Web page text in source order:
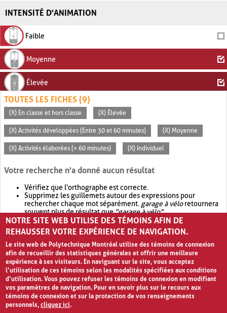
INTENSITÉ D'ANIMATION
Faible
Moyenne
Élevée
TOUTES LES FICHES (9)
(X) En classe et hors classe (X) Élevée
(X) Activités développées (Entre 30 et 60 minutes) (X) Moyenne
(X) Activités élaborées (> 60 minutes) (X) Individuel
Votre recherche n'a donné aucun résultat
Vérifiez que l'orthographe est correcte.
Supprimez les guillemets autour des expressions pour
rechercher chaque mot séparément. garage à véloretournera
souvent plus de résultat que"garage à vélo".
Envisagez d'élargir votre recherche avec OR.garage OR vélo
retournera souvent plus de résultat quegarage à vélo
NOTRE SITE WEB UTILISE DES TÉMOINS AFIN DE
REHAUSSER VOTRE EXPÉRIENCE DE NAVIGATION.
Le site web de Polytechnique Montréal utilise des témoins de connexion
afin de recueillir des statistiques générales et offrir une meilleure
expérience à ses visiteurs. En naviguant sur le site, vous acceptez
l’utilisation de ces témoins selon les modalités spécifiées aux conditions
d’utilisation. Vous pouvez refuser les témoins de connexion en modifiant
vos paramètres de navigation. Pour en savoir plus sur le recours aux
témoins de connexion et sur la protection de vos renseignements
personnels,cliquez ici.